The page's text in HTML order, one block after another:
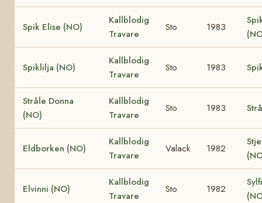
Spik Elise (NO)
Kallblodig
Travare
Sto 1983
Spiklilja (NO)
Kallblodig
Travare
Sto 1983
Stråle Donna
(NO)
Kallblodig
Travare
Sto 1983
Eldborken (NO)
Kallblodig
Travare
Valack 1982
Elvinni (NO)
Kallblodig
Travare
Sto 1982